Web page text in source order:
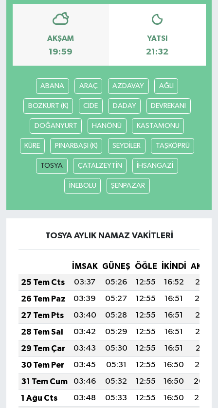
AKŞAM
19:59
YATSI
21:32
ABANA ARAÇ AZDAVAY AĞLI
BOZKURT (K) CİDE DADAY DEVREKANİ
DOĞANYURT HANÖNÜ KASTAMONU
KÜRE PINARBAŞI (K) SEYDİLER TAŞKÖPRÜ
TOSYA ÇATALZEYTİN İHSANGAZİ
İNEBOLU ŞENPAZAR
TOSYA AYLIK NAMAZ VAKITLERI
İMSAK GÜNEŞ ÖĞLE İKINDI
25 Tem Cts
03:37 05:26 12:55 16:52
20:15
26 Tem Paz
03:39 05:27 12:55 16:51
20:14
27 Tem Pts
03:40 05:28 12:55 16:51
20:13
28 Tem Sal
03:42 05:29 12:55 16:51
20:12
29 Tem Çar
03:43 05:30 12:55 16:51
20:11
30 Tem Per
03:45 05:31 12:55 16:50
20:10
31 Tem Cum
03:46 05:32 12:55 16:50
20:09
1 Ağu Cts
03:48 05:33 12:55 16:50
20:08